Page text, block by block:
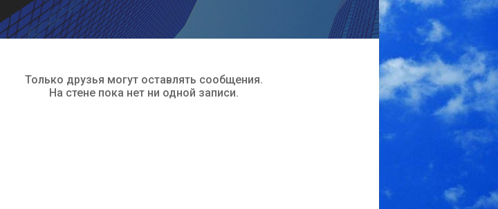
Только друзья могут оставлять сообщения.
На стене пока нет ни одной записи.